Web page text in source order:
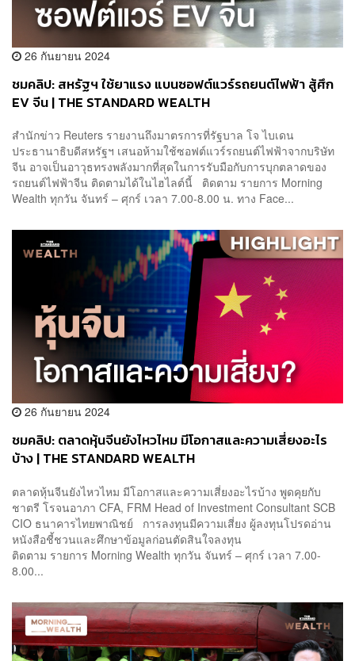
26 กันยายน 2024
ชมคลิป: สหรัฐฯ ใช้ยาแรง แบนซอฟต์แวร์รถยนต์ไฟฟ้า สู้ศึก
EV จีน | THE STANDARD WEALTH
สำนักข่าว Reuters รายงานถึงมาตรการที่รัฐบาล โจ ไบเดน
ประธานาธิบดีสหรัฐฯ เสนอห้ามใช้ซอฟต์แวร์รถยนต์ไฟฟ้าจากบริษัท
จีน อาจเป็นอาวุธทรงพลังมากที่สุดในการรับมือกับการบุกตลาดของ
รถยนต์ไฟฟ้าจีน ติดตามได้ในไฮไลต์นี้ ติดตาม รายการ Morning
Wealth ทุกวัน จันทร์ – ศุกร์ เวลา 7.00-8.00 น. ทาง Face...
26 กันยายน 2024
ชมคลิป: ตลาดหุ้นจีนยังไหวไหม มีโอกาสและความเสี่ยงอะไร
บ้าง | THE STANDARD WEALTH
ตลาดหุ้นจีนยังไหวไหม มีโอกาสและความเสี่ยงอะไรบ้าง พูดคุยกับ
ชาตรี โรจนอาภา CFA, FRM Head of Investment Consultant SCB
CIO ธนาคารไทยพาณิชย์ การลงทุนมีความเสี่ยง ผู้ลงทุนโปรดอ่าน
หนังสือชี้ชวนและศึกษาข้อมูลก่อนตัดสินใจลงทุน
ติดตาม รายการ Morning Wealth ทุกวัน จันทร์ – ศุกร์ เวลา 7.00-
8.00...